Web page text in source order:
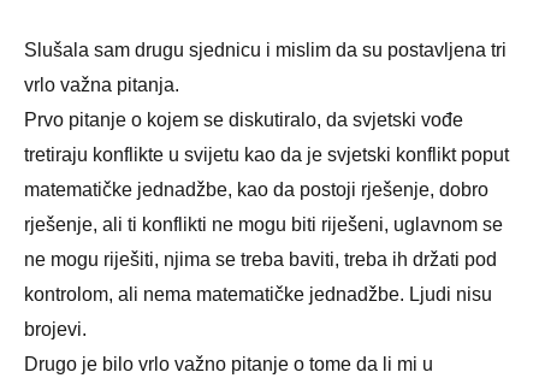
Slušala sam drugu sjednicu i mislim da su postavljena tri
vrlo važna pitanja.
Prvo pitanje o kojem se diskutiralo, da svjetski vođe
tretiraju konflikte u svijetu kao da je svjetski konflikt poput
matematičke jednadžbe, kao da postoji rješenje, dobro
rješenje, ali ti konflikti ne mogu biti riješeni, uglavnom se
ne mogu riješiti, njima se treba baviti, treba ih držati pod
kontrolom, ali nema matematičke jednadžbe. Ljudi nisu
brojevi.
Drugo je bilo vrlo važno pitanje o tome da li mi u